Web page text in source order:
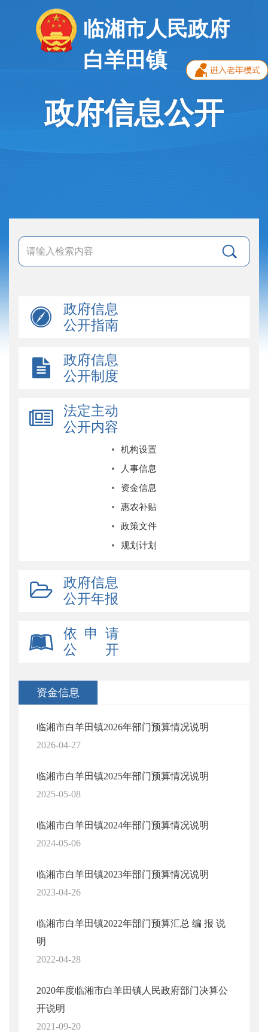
临湘市人民政府
白羊田镇
政府信息公开
政府信息
公开指南
政府信息
公开制度
法定主动
公开内容
机构设置
人事信息
资金信息
惠农补贴
政策文件
规划计划
政府信息
公开年报
依 申 请
公 开
资金信息
临湘市白羊田镇2026年部门预算情况说明
2026-04-27
临湘市白羊田镇2025年部门预算情况说明
2025-05-08
临湘市白羊田镇2024年部门预算情况说明
2024-05-06
临湘市白羊田镇2023年部门预算情况说明
2023-04-26
临湘市白羊田镇2022年部门预算汇总 编 报 说
明
2022-04-28
2020年度临湘市白羊田镇人民政府部门决算公
开说明
2021-09-20